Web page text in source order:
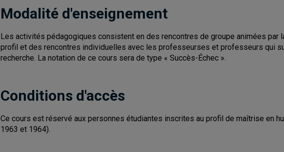
Modalité d'enseignement
Les activités pédagogiques consistent en des rencontres de groupe animées par
profil et des rencontres individuelles avec les professeurses et professeurs qui
recherche. La notation de ce cours sera de type « Succès-Échec ».
Conditions d'accès
Ce cours est réservé aux personnes étudiantes inscrites au profil de maîtrise en
1963 et 1964).